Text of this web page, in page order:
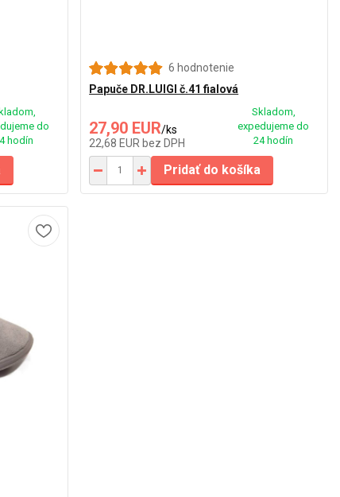
do
hodín
6 hodnotenie
Papuče DR.LUIGI č.41 fialová
27,90 EUR/ks
22,68 EURbez DPH
Skladom,
expedujeme do
24 hodín
Pridať do košíka